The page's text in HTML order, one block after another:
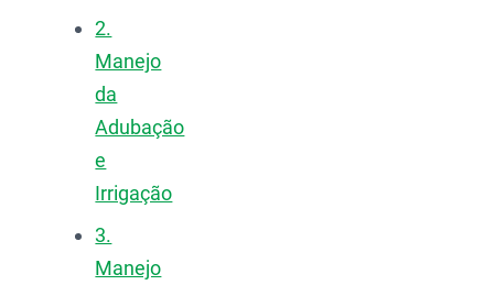
2.
Manejo
da
Adubação
e
Irrigação
3.
Manejo